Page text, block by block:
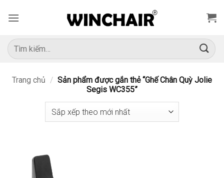
qua
dung
Tìm
kiếm:
Trang chủ / Sản phẩm được gắn thẻ “Ghế Chân Quỳ Jolie
Segis WC355”